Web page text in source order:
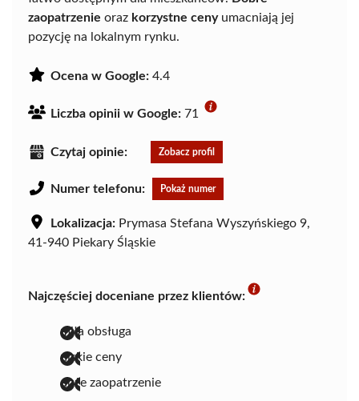
zaopatrzenie oraz korzystne cenyumacniają jej
pozycję na lokalnym rynku.
Ocena w Google: 4.4
Liczba opinii w Google: 71
Czytaj opinie: Zobacz profil
Numer telefonu: Pokaż numer
Lokalizacja: Prymasa Stefana Wyszyńskiego 9,
41-940 Piekary Śląskie
Najczęściej doceniane przez klientów:
miła obsługa
niskie ceny
duże zaopatrzenie